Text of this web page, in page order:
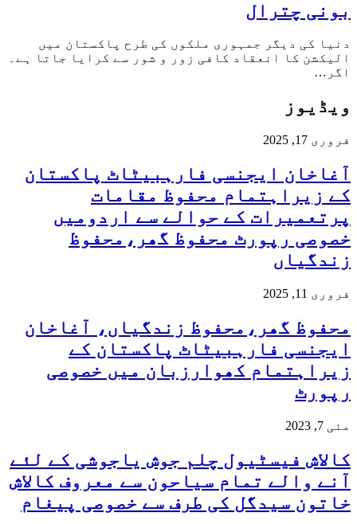
بونی چترال
دنیا کی دیگر جمہوری ملکوں کی طرح پاکستان میں
الیکشن کا انعقاد کافی زور و شور سے کرایا جاتا ہے۔
اگر…
ویڈیوز
فروری 17, 2025
آغاخان ایجنسی فارہبیٹاٹ پاکستان
کے زیراہتمام محفوظ مقامات
پرتعمیرات کے حوالے سے اردومیں
خصوصی رپورٹ محفوظ گھر،محفوظ
زندگیاں
فروری 11, 2025
محفوظ گھر،محفوظ زندگیاں، آغاخان
ایجنسی فارہبیٹاٹ پاکستان کے
زیراہتمام کھوارزبان میں خصوصی
رپورٹ
مئی 7, 2023
کالاش فیسٹیول چلم جوش یاجوشی کے لئے
آنے والے تمام سیاحون سے معروف کالاش
خاتون سیدگل کی طرف سے خصوصی پیغام